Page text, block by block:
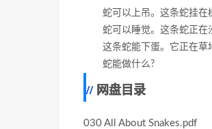
蛇可以上吊。这条蛇挂在
蛇可以睡觉。这条蛇正在
这条蛇能下蛋。它正在草
蛇能做什么?
网盘目录
030 All About Snakes.pdf